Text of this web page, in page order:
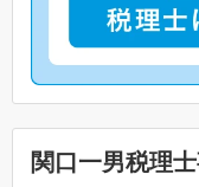
関口一男税理